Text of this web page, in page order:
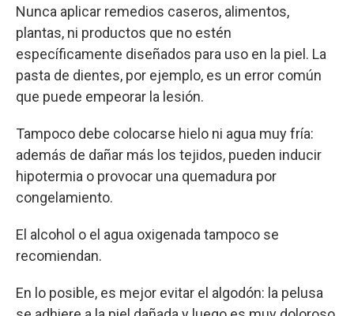
Nunca aplicar remedios caseros, alimentos,
plantas, ni productos que no estén
específicamente diseñados para uso en la piel. La
pasta de dientes, por ejemplo, es un error común
que puede empeorar la lesión.
Tampoco debe colocarse hielo ni agua muy fría:
además de dañar más los tejidos, pueden inducir
hipotermia o provocar una quemadura por
congelamiento.
El alcohol o el agua oxigenada tampoco se
recomiendan.
En lo posible, es mejor evitar el algodón: la pelusa